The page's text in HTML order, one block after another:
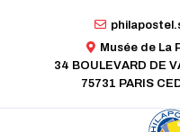
Musée de La
34 BOULEVARD DE
75731 PARIS